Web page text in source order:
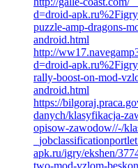
d=droid-
puzzle-amp-dragons-
android.html
http://
d=droid-
rally-boost-on-mod-
android.html
https://
danych/klasyfikacja-
opisow-zawodow//-/
apk.ru/igry/ekshen/
two-mod-vzlom-